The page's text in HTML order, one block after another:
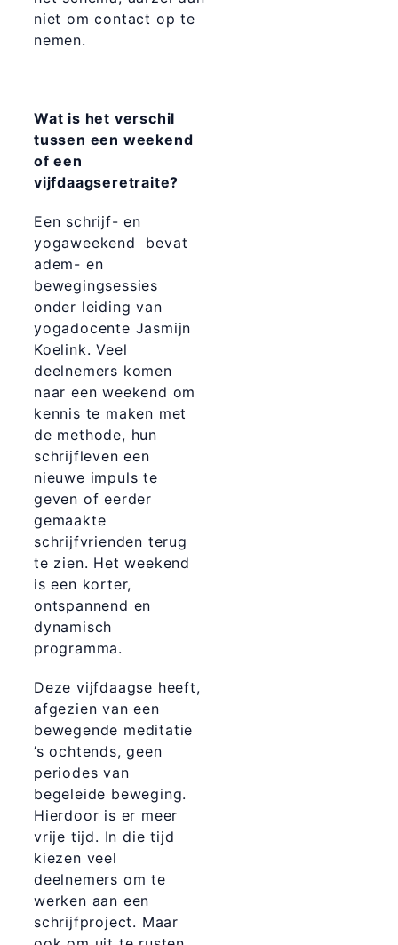
niet om contact op te
nemen.
Wat is het verschil
tussen een weekend
of een
vijfdaagseretraite?
Een schrijf- en
yogaweekend bevat
adem- en
bewegingsessies
onder leiding van
yogadocente Jasmijn
Koelink. Veel
deelnemers komen
naar een weekend om
kennis te maken met
de methode, hun
schrijfleven een
nieuwe impuls te
geven of eerder
gemaakte
schrijfvrienden terug
te zien. Het weekend
is een korter,
ontspannend en
dynamisch
programma.
Deze vijfdaagse heeft,
afgezien van een
bewegende meditatie
’s ochtends, geen
periodes van
begeleide beweging.
Hierdoor is er meer
vrije tijd. In die tijd
kiezen veel
deelnemers om te
werken aan een
schrijfproject. Maar